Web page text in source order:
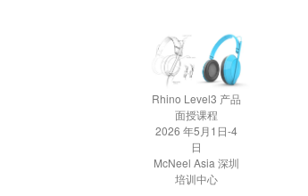
Rhino Level3 产品
面授课程
2026 年5月1日-4
日
McNeel Asia 深圳
培训中心